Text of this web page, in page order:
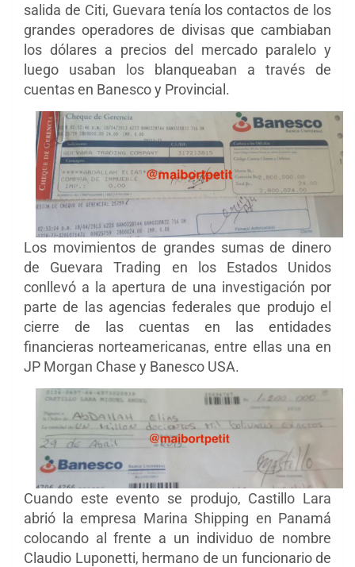
salida de Citi, Guevara tenía los contactos de los
grandes operadores de divisas que cambiaban
los dólares a precios del mercado paralelo y
luego usaban los blanqueaban a través de
cuentas en Banesco y Provincial.
Los movimientos de grandes sumas de dinero
de Guevara Trading en los Estados Unidos
conllevó a la apertura de una investigación por
parte de las agencias federales que produjo el
cierre de las cuentas en las entidades
financieras norteamericanas, entre ellas una en
JP Morgan Chase y Banesco USA.
Cuando este evento se produjo, Castillo Lara
abrió la empresa Marina Shipping en Panamá
colocando al frente a un individuo de nombre
Claudio Luponetti, hermano de un funcionario de